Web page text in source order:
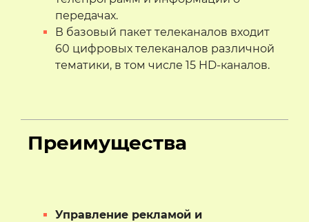
передачах.
В базовый пакет телеканалов входит
60 цифровых телеканалов различной
тематики, в том числе 15 HD-каналов.
Преимущества
Управление рекламой и